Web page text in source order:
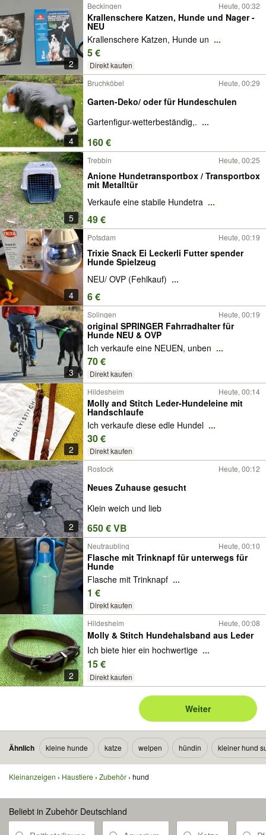
2
Beckingen Heute, 00:32
Krallenschere Katzen, Hunde und Nager -
NEU
Krallenschere Katzen, Hunde un ...
5 €
Direkt kaufen
4
Bruchköbel Heute, 00:29
Garten-Deko/ oder für Hundeschulen
Gartenfigur-wetterbeständig,. ...
160 €
5
Trebbin Heute, 00:25
Anione Hundetransportbox / Transportbox
mit Metalltür
Verkaufe eine stabile Hundetra ...
49 €
4
Potsdam Heute, 00:19
Trixie Snack Ei Leckerli Futter spender
Hunde Spielzeug
NEU/ OVP (Fehlkauf) ...
6 €
3
Solingen Heute, 00:19
original SPRINGER Fahrradhalter für
Hunde NEU & OVP
Ich verkaufe eine NEUEN, unben ...
70 €
Direkt kaufen
2
Hildesheim Heute, 00:14
Molly and Stitch Leder-Hundeleine mit
Handschlaufe
Ich verkaufe diese edle Hundel ...
30 €
Direkt kaufen
2
Rostock Heute, 00:12
Neues Zuhause gesucht
Klein weich und lieb
650 € VB
Neutraubling Heute, 00:10
Flasche mit Trinknapf für unterwegs für
Hunde
Flasche mit Trinknapf ...
1 €
Direkt kaufen
2
Hildesheim Heute, 00:08
Molly & Stitch Hundehalsband aus Leder
Ich biete hier ein hochwertige ...
15 €
Direkt kaufen
Weiter
Ähnlich kleine hunde katze welpen hündin kleiner hund
Kleinanzeigen Haustiere Zubehör hund
Beliebt in Zubehör Deutschland